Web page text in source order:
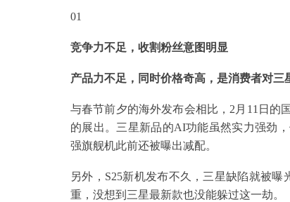
01
竞争力不足，收割粉丝意图明显
产品力不足，同时价格奇高，是消费者对三
与春节前夕的海外发布会相比，2月11日的
的展出。三星新品的AI功能虽然实力强劲
强旗舰机此前还被曝出减配。
另外，S25新机发布不久，三星缺陷就被
重，没想到三星最新款也没能躲过这一劫。